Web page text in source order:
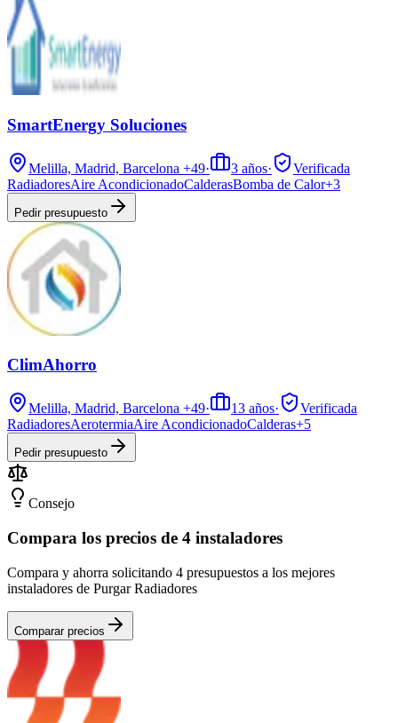
SmartEnergy Soluciones
Melilla, Madrid, Barcelona +49· 3 años·
Verificada
RadiadoresAire AcondicionadoCalderasBomba de Calor+3
Pedir presupuesto
ClimAhorro
Melilla, Madrid, Barcelona +49· 13 años·
Verificada
RadiadoresAerotermiaAire AcondicionadoCalderas+5
Pedir presupuesto
Consejo
Compara los precios de 4 instaladores
Compara y ahorra solicitando 4 presupuestos a los mejores
instaladores de Purgar Radiadores
Comparar precios